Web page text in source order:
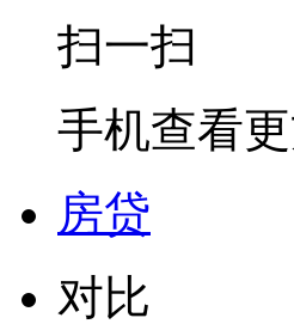
扫一扫
手机查看
房贷
对比